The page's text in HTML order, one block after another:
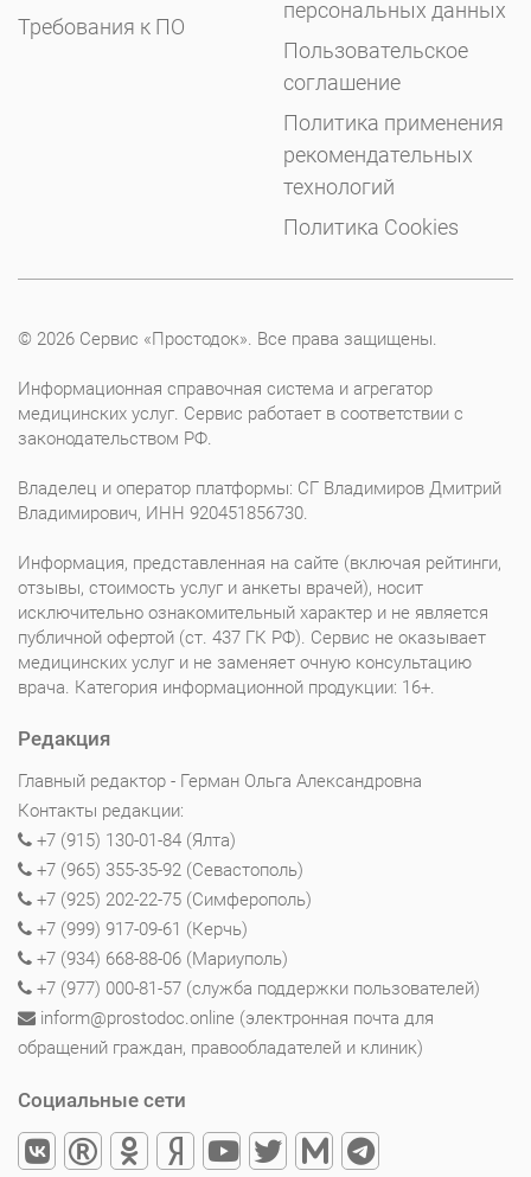
Требования к ПО
персональных данных
Пользовательское
соглашение
Политика применения
рекомендательных
технологий
Политика Cookies
© 2026 Сервис «Простодок». Все права защищены.
Информационная справочная система и агрегатор
медицинских услуг. Сервис работает в соответствии с
законодательством РФ.
Владелец и оператор платформы: СГ Владимиров Дмитрий
Владимирович, ИНН 920451856730.
Информация, представленная на сайте (включая рейтинги,
отзывы, стоимость услуг и анкеты врачей), носит
исключительно ознакомительный характер и не является
публичной офертой (ст. 437 ГК РФ). Сервис не оказывает
медицинских услуг и не заменяет очную консультацию
врача. Категория информационной продукции: 16+.
Редакция
Главный редактор - Герман Ольга Александровна
Контакты редакции:
+7 (915) 130-01-84 (Ялта)
+7 (965) 355-35-92 (Севастополь)
+7 (925) 202-22-75 (Симферополь)
+7 (999) 917-09-61 (Керчь)
+7 (934) 668-88-06 (Мариуполь)
+7 (977) 000-81-57 (служба поддержки пользователей)
inform@prostodoc.online (электронная почта для
обращений граждан, правообладателей и клиник)
Социальные сети